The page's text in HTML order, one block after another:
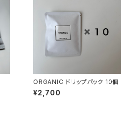
ORGANIC ドリップパック 10個
¥2,700